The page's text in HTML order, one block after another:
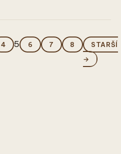
4 5 6 7 8
STARŠÍ
→